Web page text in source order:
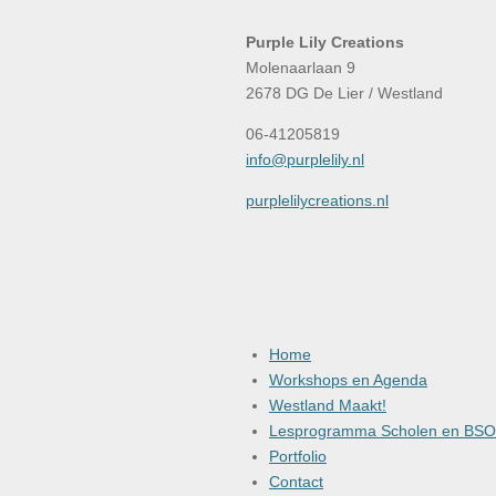
Purple Lily Creations
Molenaarlaan 9
2678 DG De Lier / Westland
06-41205819
info@purplelily.nl
purplelilycreations.nl
Home
Workshops en Agenda
Westland Maakt!
Lesprogramma Scholen en
Portfolio
Contact